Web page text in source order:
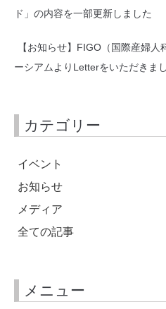
ド」の内容を一部更新しました
【お知らせ】FIGO（国際産婦
ーシアムよりLetterをいただきま
カテゴリー
イベント
お知らせ
メディア
全ての記事
メニュー